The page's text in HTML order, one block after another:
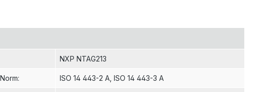
NXP NTAG213
: ISO 14 443-2 A , ISO 14 443-3 A